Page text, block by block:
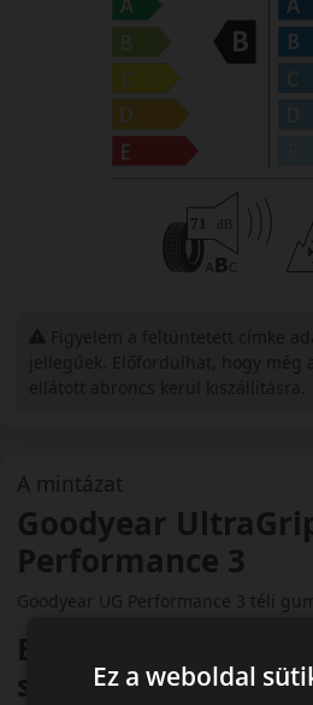
A mintázat
Goodyear
Performance 3
Goodyear UG Performance 3 téli
Bevált téli
személyautókhoz
Ez a weboldal